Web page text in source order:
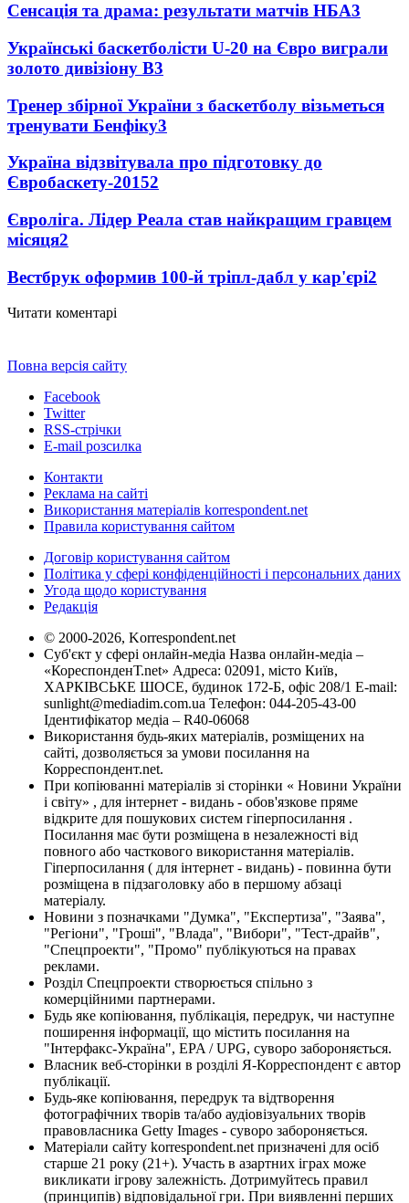
Сенсація та драма: результати матчів НБА3
Українські баскетболісти U-20 на Євро виграли
золото дивізіону В3
Тренер збірної України з баскетболу візьметься
тренувати Бенфіку3
Україна відзвітувала про підготовку до
Євробаскету-20152
Євроліга. Лідер Реала став найкращим гравцем
місяця2
Вестбрук оформив 100-й тріпл-дабл у кар'єрі2
Читати коментарі
Повна версія сайту
Facebook
Twitter
RSS-стрічки
E-mail розсилка
Контакти
Реклама на сайті
Використання матеріалів korrespondent.net
Правила користування сайтом
Договір користування сайтом
Політика у сфері конфіденційності і персональних даних
Угода щодо користування
Редакція
© 2000-2026, Korrespondent.net
Суб'єкт у сфері онлайн-медіа Назва онлайн-медіа –
«КореспонденТ.net» Адреса: 02091, місто Київ,
ХАРКІВСЬКЕ ШОСЕ, будинок 172-Б, офіс 208/1 E-mail:
sunlight@mediadim.com.ua Телефон: 044-205-43-00
Ідентифікатор медіа – R40-06068
Використання будь-яких матеріалів, розміщених на
сайті, дозволяється за умови посилання на
Корреспондент.net.
При копіюванні матеріалів зі сторінки « Новини України
і світу» , для інтернет - видань - обов'язкове пряме
відкрите для пошукових систем гіперпосилання .
Посилання має бути розміщена в незалежності від
повного або часткового використання матеріалів.
Гіперпосилання ( для інтернет - видань) - повинна бути
розміщена в підзаголовку або в першому абзаці
матеріалу.
Новини з позначками "Думка", "Експертиза", "Заява",
"Регіони", "Гроші", "Влада", "Вибори", "Тест-драйв",
"Спецпроекти", "Промо" публікуються на правах
реклами.
Розділ Спецпроекти створюється спільно з
комерційними партнерами.
Будь яке копіювання, публікація, передрук, чи наступне
поширення інформації, що містить посилання на
"Інтерфакс-Україна", EPA / UPG, суворо забороняється.
Власник веб-сторінки в розділі Я-Корреспондент є автор
публікації.
Будь-яке копіювання, передрук та відтворення
фотографічних творів та/або аудіовізуальних творів
правовласника Getty Images - суворо забороняється.
Матеріали сайту korrespondent.net призначені для осіб
старше 21 року (21+). Участь в азартних іграх може
викликати ігрову залежність. Дотримуйтесь правил
(принципів) відповідальної гри. При виявленні перших